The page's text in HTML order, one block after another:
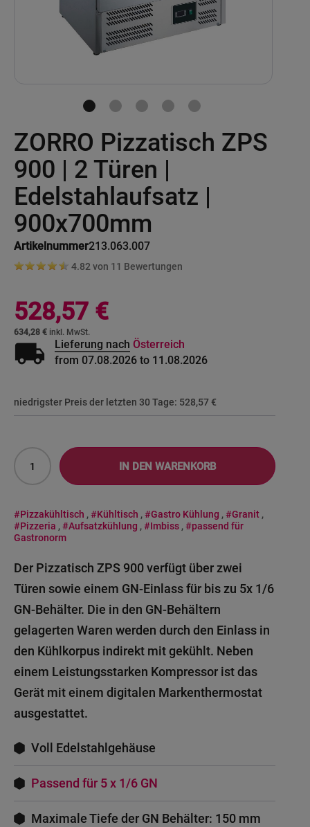
ZORRO Pizzatisch ZPS
900 | 2 Türen |
Edelstahlaufsatz |
900x700mm
Artikelnummer213.063.007
to
the
beginning
of
images
gallery
4.82 von 11 Bewertungen
634,28 €
528,57 €
local_shipping Lieferung nach Österreich
from 07.08.2026 to 11.08.2026
niedrigster Preis der letzten 30 Tage: 528,57 €
IN DEN WARENKORB
#Pizzakühltisch ,#Kühltisch ,#Gastro Kühlung ,#Granit ,
#Pizzeria ,#Aufsatzkühlung ,#Imbiss ,#passend für
Gastronorm
Der Pizzatisch ZPS 900 verfügt über zwei
Türen sowie einem GN-Einlass für bis zu 5x 1/6
GN-Behälter. Die in den GN-Behältern
gelagerten Waren werden durch den Einlass in
den Kühlkorpus indirekt mit gekühlt. Neben
einem Leistungsstarken Kompressor ist das
Gerät mit einem digitalen Markenthermostat
ausgestattet.
Voll Edelstahlgehäuse
Passend für 5 x 1/6 GN
Maximale Tiefe der GN Behälter: 150 mm